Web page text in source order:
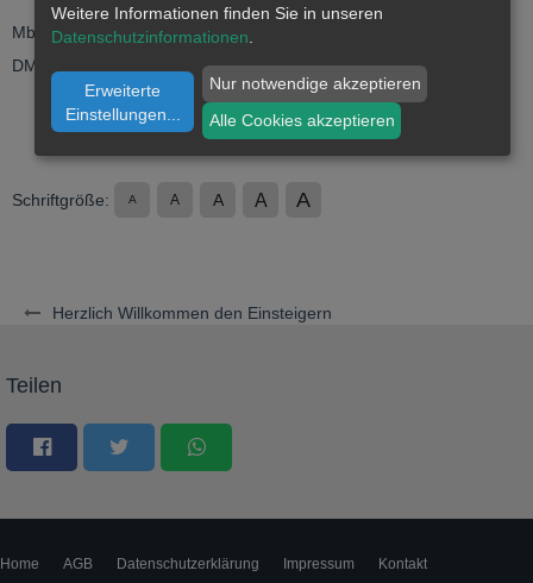
Herzlich Willkommen den Einsteigern
MbG
DMR /…
Anmelden oder registrieren
Schriftgröße: A A A A A
Teilen
Home AGB Datenschutzerklärung Impressum Kontakt
Weitere Informationen finden Sie in unseren
Datenschutzinformationen
Erweiterte
Einstellungen
Nur notwendige akzeptieren
Alle Cookies akzeptieren